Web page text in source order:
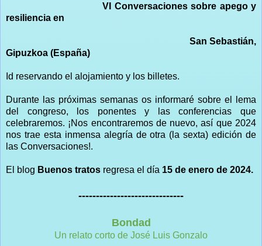
VI Conversaciones sobre apego y
resiliencia en
San Sebastián,
Gipuzkoa (España)
Id reservando el alojamiento y los billetes.
Durante las próximas semanas os informaré sobre el lema
del congreso, los ponentes y las conferencias que
celebraremos. ¡Nos encontraremos de nuevo, así que 2024
nos trae esta inmensa alegría de otra (la sexta) edición de
las Conversaciones!.
El blog Buenos tratos regresa el día 15 de enero de 2024.
------------------------------
Bondad
Un relato corto de José Luis Gonzalo